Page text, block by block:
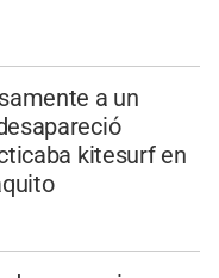
a un
kitesurf en